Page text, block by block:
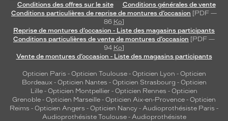
Conditions des offres sur le site
Conditions générales de vente
Conditions particulières de reprise de montures d’occasion [PDF —
86 Ko]
Reprise de montures d’occasion - Liste des magasins participants
Conditions particulières de vente de montures d’occasion [PDF —
94 Ko]
Vente de montures d’occasion - Liste des magasins participants
Opticien Paris - Opticien Toulouse- Opticien Lyon - Opticien
Bordeaux- Opticien Nantes - Opticien Strasbourg - Opticien
Lille - Opticien Montpellier - Opticien Rennes - Opticien
Grenoble - Opticien Marseille - Opticien Aix-en-Provence - Opticien
Reims - Opticien Angers - Opticien Nancy - Audioprothésiste Paris -
Audioprothésiste Toulouse- Audioprothésiste